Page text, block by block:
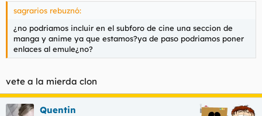
sagrarios rebuznó:
¿no podriamos incluir en el subforo de cine una seccion de
manga y anime ya que estamos?ya de paso podriamos poner
enlaces al emule¿no?
vete a la mierda clon
Quentin